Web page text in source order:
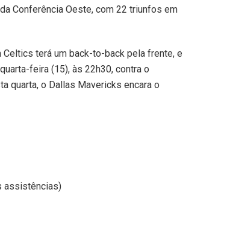
Conferência Oeste, com 22 triunfos em
Celtics terá um back-to-back pela frente, e
feira (15), às 22h30, contra o
quarta, o Dallas Mavericks encara o
assistências)